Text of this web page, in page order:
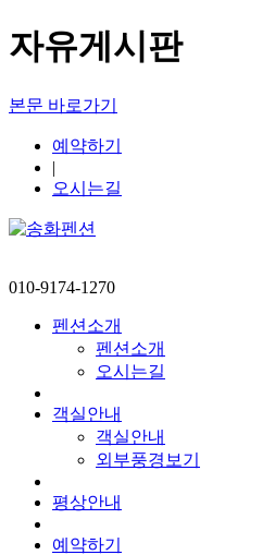
자유게시판
본문 바로가기
예약하기
|
오시는길
010-9174-1270
펜션소개
펜션소개
오시는길
객실안내
객실안내
외부풍경보기
평상안내
예약하기